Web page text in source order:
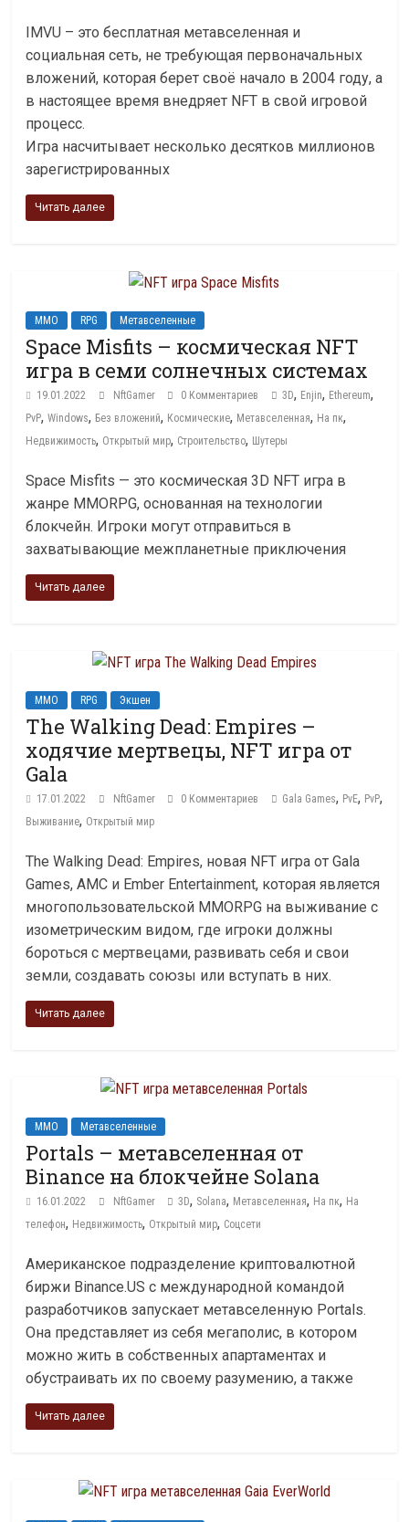
IMVU – это бесплатная метавселенная и
социальная сеть, не требующая первоначальных
вложений, которая берет своё начало в 2004 году, а
в настоящее время внедряет NFT в свой игровой
процесс.
Игра насчитывает несколько десятков миллионов
зарегистрированных
Читать далее
MMO RPG Метавселенные
Space Misfits – космическая NFT
игра в семи солнечных системах
19.01.2022 NftGamer 0 Комментариев 3D, Enjin, Ethereum,
PvP,Windows,Без вложений, Космические, Метавселенная, На пк,
Недвижимость, Открытый мир, Строительство, Шутеры
Space Misfits — это космическая 3D NFT игра в
жанре MMORPG, основанная на технологии
блокчейн. Игроки могут отправиться в
захватывающие межпланетные приключения
Читать далее
MMO RPG Экшен
The Walking Dead: Empires –
ходячие мертвецы, NFT игра от
Gala
17.01.2022 NftGamer 0 Комментариев Gala Games, PvE, PvP,
Выживание, Открытый мир
The Walking Dead: Empires, новая NFT игра от Gala
Games, AMC и Ember Entertainment, которая является
многопользовательской MMORPG на выживание с
изометрическим видом, где игроки должны
бороться с мертвецами, развивать себя и свои
земли, создавать союзы или вступать в них.
Читать далее
MMO Метавселенные
Portals – метавселенная от
Binance на блокчейне Solana
16.01.2022 NftGamer 3D, Solana, Метавселенная, На пк, На
телефон, Недвижимость, Открытый мир, Соцсети
Американское подразделение криптовалютной
биржи Binance.US с международной командой
разработчиков запускает метавселенную Portals.
Она представляет из себя мегаполис, в котором
можно жить в собственных апартаментах и
обустраивать их по своему разумению, а также
Читать далее